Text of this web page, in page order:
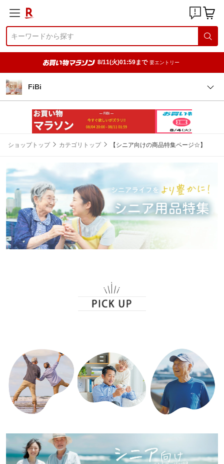
8/11(火)01:59まで 要エントリー
FiBi
ショップトップ カテゴリトップ 【シニア向けの商品特集ページ☆】